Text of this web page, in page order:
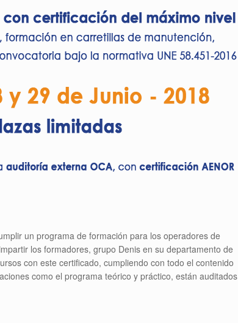
un programa de formación para los operadores de
los formadores, grupo Denis en su departamento de
con este certificado, cumpliendo con todo el contenido
como el programa teórico y práctico, están auditados